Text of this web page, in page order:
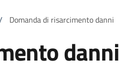
Domanda di risarcimento danni
danni